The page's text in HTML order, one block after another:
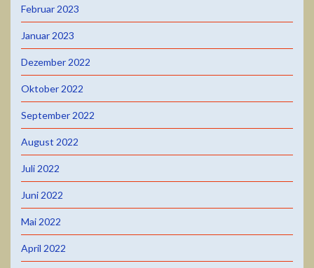
Februar 2023
Januar 2023
Dezember 2022
Oktober 2022
September 2022
August 2022
Juli 2022
Juni 2022
Mai 2022
April 2022